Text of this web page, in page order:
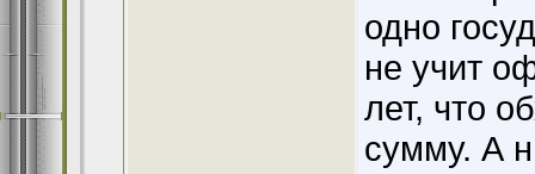
одно
не учит
лет, что
сумму. А